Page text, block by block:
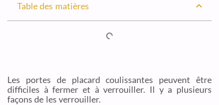
Table des matières
Les portes de placard coulissantes peuvent être
difficiles à fermer et à verrouiller. Il y a plusieurs
façons de les verrouiller.